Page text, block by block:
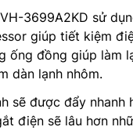
3699A2KD sử
giúp tiết kiệm
ống đồng giúp làm
dàn lạnh nhôm.
sẽ được đẩy nhanh
điện sẽ lâu hơn